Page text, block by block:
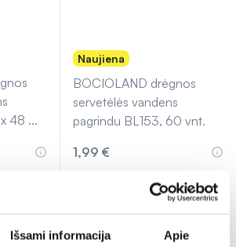
Išsami informacija Apie
48 ...
Naujiena
BOCIOLAND drėgnos
servetėlės vandens
pagrindu BL153, 60 vnt.
1,99 €
% PAPILDOMA NUOLAIDA